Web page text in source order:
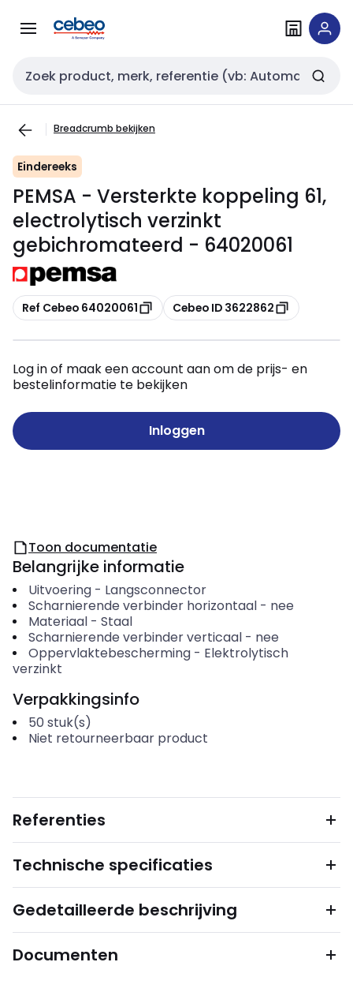
naar
naar
Zoekveld invoer
Breadcrumb bekijken
Eindereeks
PEMSA - Versterkte koppeling 61,
electrolytisch verzinkt
gebichromateerd - 64020061
Kopiëren
Ref Cebeo 64020061 Kopiëren
Cebeo ID 3622862
Log in of maak een account aan om de prijs- en
bestelinformatie te bekijken
Inloggen
Toon documentatie
Belangrijke informatie
Uitvoering- Langsconnector
Scharnierende verbinder horizontaal- nee
Materiaal- Staal
Scharnierende verbinder verticaal- nee
Oppervlaktebescherming- Elektrolytisch
verzinkt
Verpakkingsinfo
50 stuk(s)
Niet retourneerbaar product
Referenties
Technische specificaties
Gedetailleerde beschrijving
Documenten